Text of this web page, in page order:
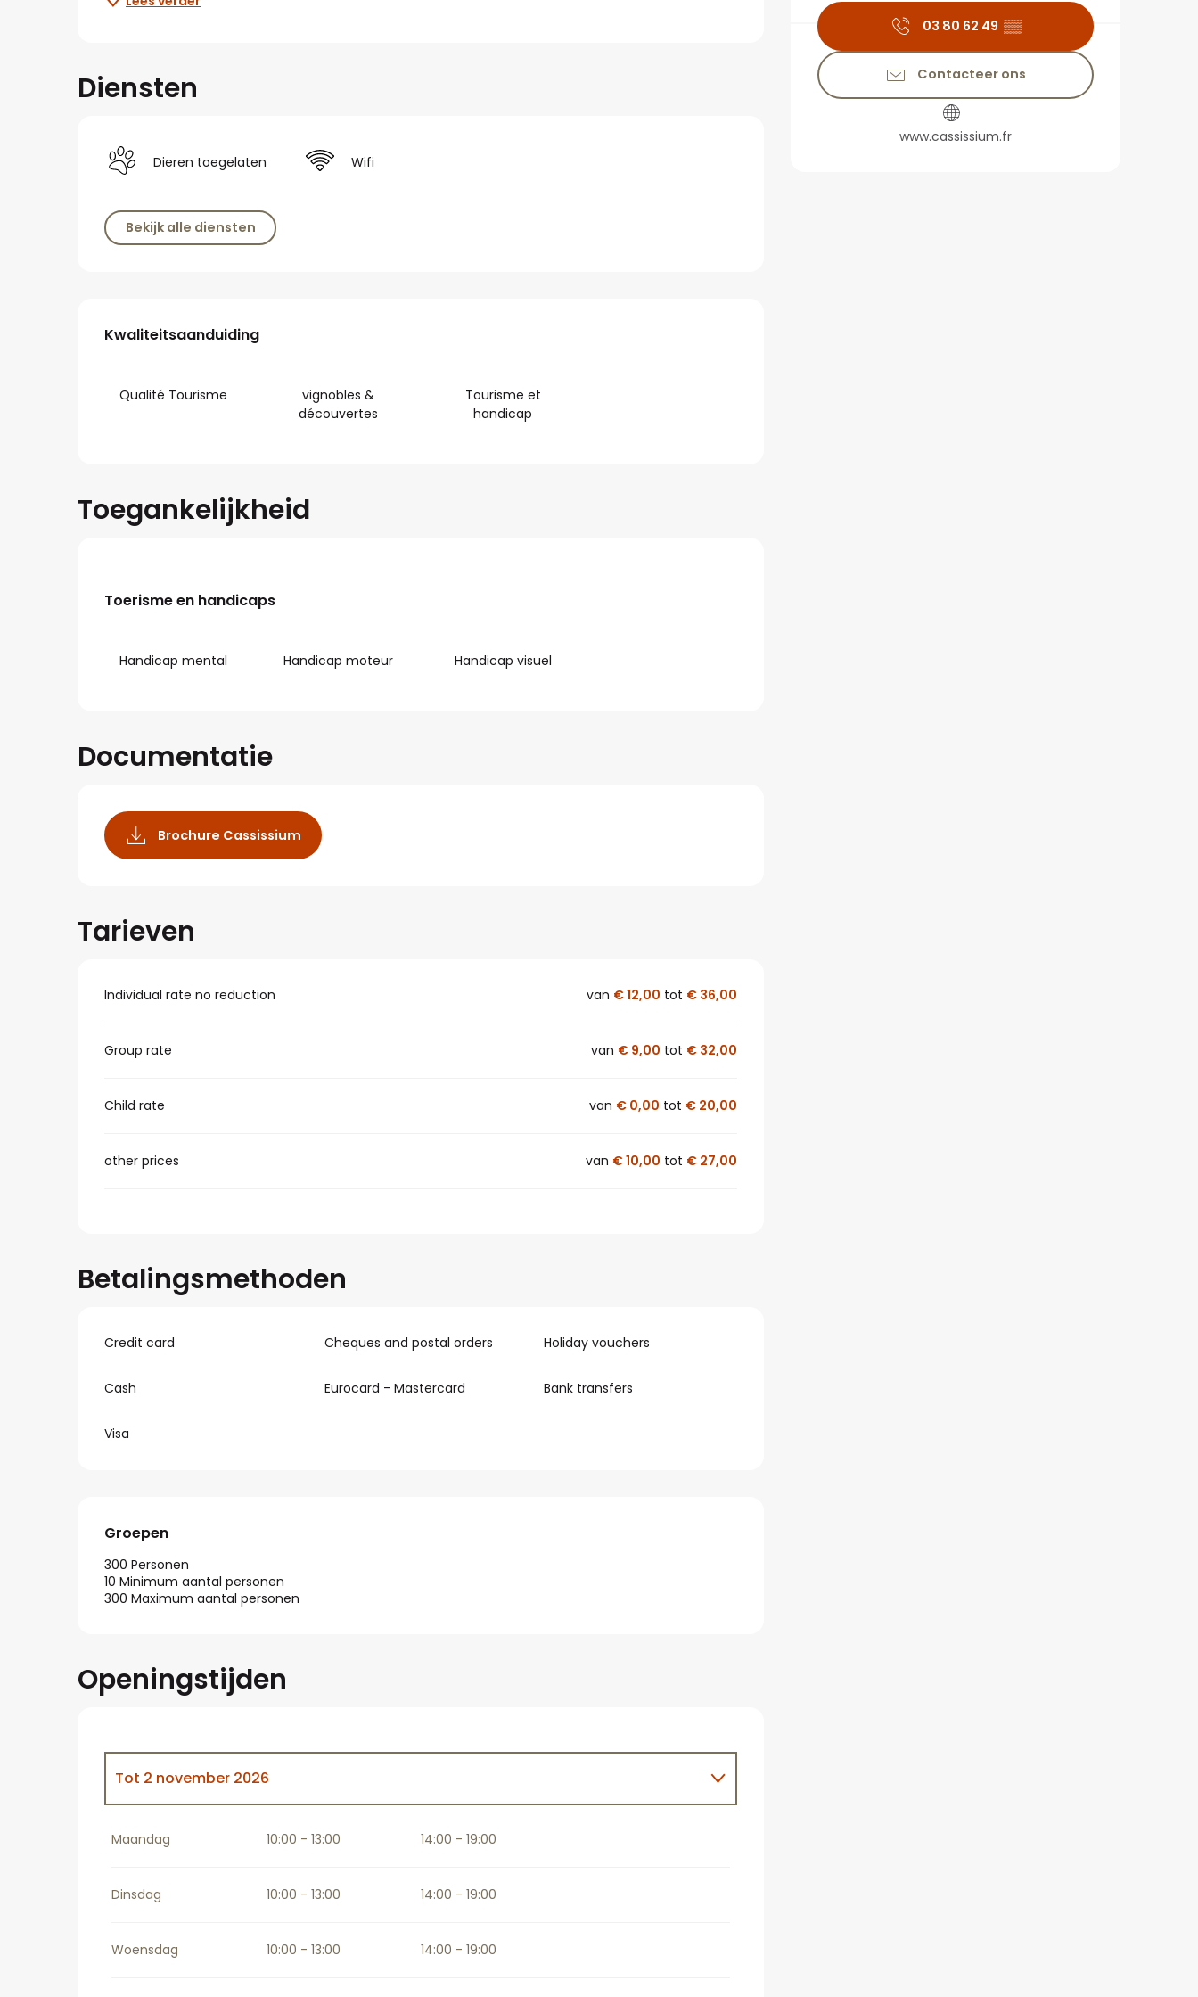
03 80 62 49 ▒▒
Contacteer ons
www.cassissium.fr
Diensten
Dieren toegelaten Wifi
Bekijk alle diensten
Dienstverlening
Kwaliteitsaanduiding
Kwaliteitsaanduiding
Qualité Tourisme
vignobles &
découvertes
Tourisme et
handicap
Toegankelijkheid
Toerisme en handicaps
Toerisme en handicaps
Handicap mental Handicap moteur Handicap visuel
Documentatie
Brochure Cassissium
Tarieven
Individual rate no reduction van € 12,00 tot € 36,00
Group rate van € 9,00 tot € 32,00
Child rate van € 0,00 tot € 20,00
other prices van € 10,00 tot € 27,00
Betalingsmethoden
Credit card Cheques and postal orders Holiday vouchers
Cash Eurocard - Mastercard Bank transfers
Visa
Groepen
Groepen
300 Personen
10 Minimum aantal personen
300 Maximum aantal personen
Openingstijden
Tot 2 november 2026
Vanaf 2 november 2026tot31 maart 2027
Maandag 10:00 - 13:00 14:00 - 19:00
Dinsdag 10:00 - 13:00 14:00 - 19:00
Woensdag 10:00 - 13:00 14:00 - 19:00